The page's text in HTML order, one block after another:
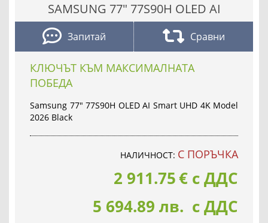
SAMSUNG 77" 77S90H OLED AI
Запитай Сравни
КЛЮЧЪТ КЪМ МАКСИМАЛНАТА
ПОБЕДА
Samsung 77" 77S90H OLED AI Smart UHD 4K Model
2026 Black
НАЛИЧНОСТ: С ПОРЪЧКА
2 911.75€ с ДДС
5 694.89 лв. с ДДС